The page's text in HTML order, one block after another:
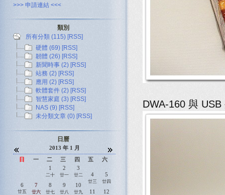
DWA-160 與
>>> 申請連結 <<<
類別
所有分類 (115) [RSS]
硬體 (69) [RSS]
韌體 (26) [RSS]
新聞時事 (2) [RSS]
站務 (2) [RSS]
應用 (2) [RSS]
軟體套件 (2) [RSS]
智慧家庭 (3) [RSS]
NAS (9) [RSS]
未分類文章 (0) [RSS]
日曆
2013 年 1 月
日
一 二 三 四 五
六
1
二十
2
廿一
3
廿二 4
廿三
5
廿四
6
廿五
7
廿六
8
廿七
9
廿八
10
廿九 11 12